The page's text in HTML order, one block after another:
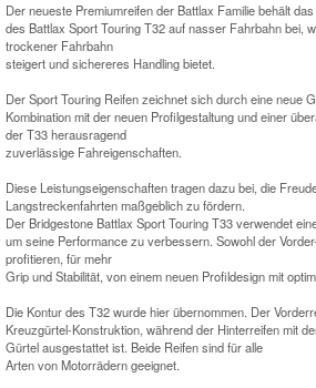
Der neueste Premiumreifen der Battlax Familie behält
des Battlax Sport Touring T32 auf nasser Fahrbahn bei,
trockener Fahrbahn
steigert und sichereres Handling bietet.
Der Sport Touring Reifen zeichnet sich durch eine neue
Kombination mit der neuen Profilgestaltung und einer
der T33 herausragend
zuverlässige Fahreigenschaften.
Diese Leistungseigenschaften tragen dazu bei, die
Langstreckenfahrten maßgeblich zu fördern.
Der Bridgestone Battlax Sport Touring T33 verwendet
um seine Performance zu verbessern. Sowohl der
profitieren, für mehr
Grip und Stabilität, von einem neuen Profildesign mit
Die Kontur des T32 wurde hier übernommen. Der
Kreuzgürtel-Konstruktion, während der Hinterreifen mit
Gürtel ausgestattet ist. Beide Reifen sind für alle
Arten von Motorrädern geeignet.